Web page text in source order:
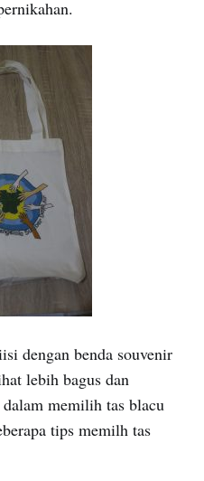
dengan benda souvenir
lebih bagus dan
memilih tas blacu
tips memilh tas